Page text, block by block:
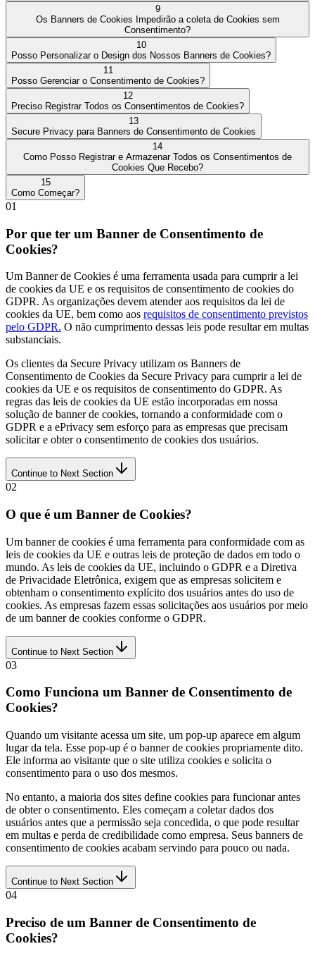
9
Os Banners de Cookies Impedirão a coleta de Cookies sem
Consentimento?
10
Posso Personalizar o Design dos Nossos Banners de Cookies?
11
Posso Gerenciar o Consentimento de Cookies?
12
Preciso Registrar Todos os Consentimentos de Cookies?
13
Secure Privacy para Banners de Consentimento de Cookies
14
Como Posso Registrar e Armazenar Todos os Consentimentos de
Cookies Que Recebo?
15
Como Começar?
01
Por que ter um Banner de Consentimento de
Cookies?
Um Banner de Cookies é uma ferramenta usada para cumprir a lei
de cookies da UE e os requisitos de consentimento de cookies do
GDPR. As organizações devem atender aos requisitos da lei de
cookies da UE, bem como aos requisitos de consentimento previstos
pelo GDPR. O não cumprimento dessas leis pode resultar em multas
substanciais.
Os clientes da Secure Privacy utilizam os Banners de
Consentimento de Cookies da Secure Privacy para cumprir a lei de
cookies da UE e os requisitos de consentimento do GDPR. As
regras das leis de cookies da UE estão incorporadas em nossa
solução de banner de cookies, tornando a conformidade com o
GDPR e a ePrivacy sem esforço para as empresas que precisam
solicitar e obter o consentimento de cookies dos usuários.
Continue to Next Section
02
O que é um Banner de Cookies?
Um banner de cookies é uma ferramenta para conformidade com as
leis de cookies da UE e outras leis de proteção de dados em todo o
mundo. As leis de cookies da UE, incluindo o GDPR e a Diretiva
de Privacidade Eletrônica, exigem que as empresas solicitem e
obtenham o consentimento explícito dos usuários antes do uso de
cookies. As empresas fazem essas solicitações aos usuários por meio
de um banner de cookies conforme o GDPR.
Continue to Next Section
03
Como Funciona um Banner de Consentimento de
Cookies?
Quando um visitante acessa um site, um pop-up aparece em algum
lugar da tela. Esse pop-up é o banner de cookies propriamente dito.
Ele informa ao visitante que o site utiliza cookies e solicita o
consentimento para o uso dos mesmos.
No entanto, a maioria dos sites define cookies para funcionar antes
de obter o consentimento. Eles começam a coletar dados dos
usuários antes que a permissão seja concedida, o que pode resultar
em multas e perda de credibilidade como empresa. Seus banners de
consentimento de cookies acabam servindo para pouco ou nada.
Continue to Next Section
04
Preciso de um Banner de Consentimento de
Cookies?